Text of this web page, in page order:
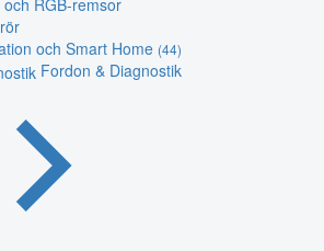
och Smart Home (44)
Fordon & Diagnostik